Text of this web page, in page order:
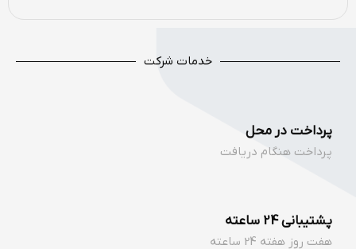
خدمات شرکت
پرداخت در محل
پرداخت هنگام دریافت
پشتیبانی 24 ساعته
هفت روز هفته 24 ساعته